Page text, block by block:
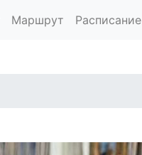
Маршрут Расписание